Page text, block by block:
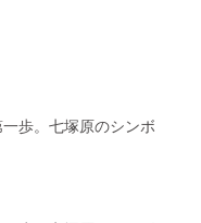
歩。七塚原のシンボ